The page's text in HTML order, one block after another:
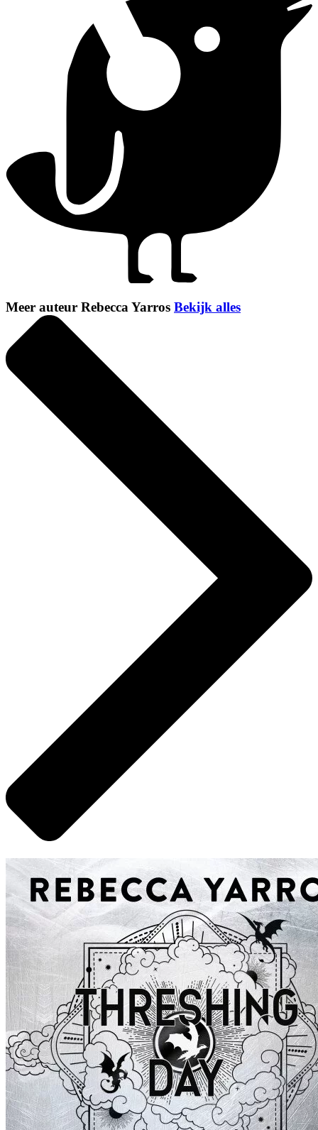
Meer auteur Rebecca Yarros Bekijk alles